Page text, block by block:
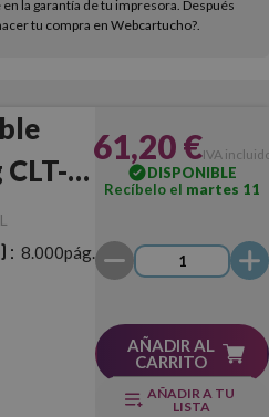
la garantía de tu impresora. Después
tu compra en Webcartucho?.
: 8.000pág.
61,20 €IVA
DISPONIBLE
Recíbelo el martes 11
AÑADIR AL
CARRITO
AÑADIR A TU
LISTA